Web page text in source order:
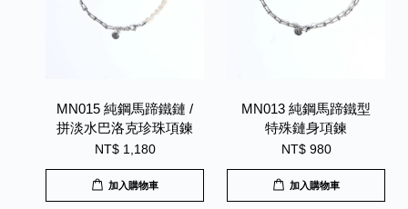
MN015 純鋼馬蹄鐵鏈 /
拼淡水巴洛克珍珠項鍊
NT$ 1,180
加入購物車
MN013 純鋼馬蹄鐵型
特殊鏈身項鍊
NT$ 980
加入購物車